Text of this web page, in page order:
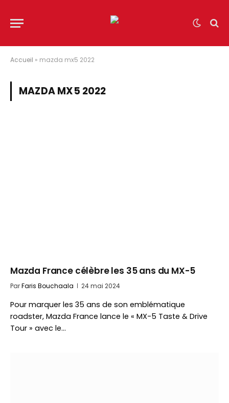
Accueil » mazda mx5 2022
MAZDA MX5 2022
Mazda France célèbre les 35 ans du MX-5
ParFaris Bouchaala 24 mai 2024
Pour marquer les 35 ans de son emblématique
roadster, Mazda France lance le « MX-5 Taste & Drive
Tour » avec le…